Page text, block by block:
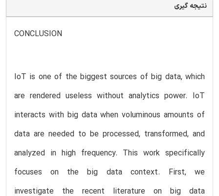
نتیجه گیری
CONCLUSION
IoT is one of the biggest sources of big data, which
are rendered useless without analytics power. IoT
interacts with big data when voluminous amounts of
data are needed to be processed, transformed, and
analyzed in high frequency. This work specifically
focuses on the big data context. First, we
investigate the recent literature on big data